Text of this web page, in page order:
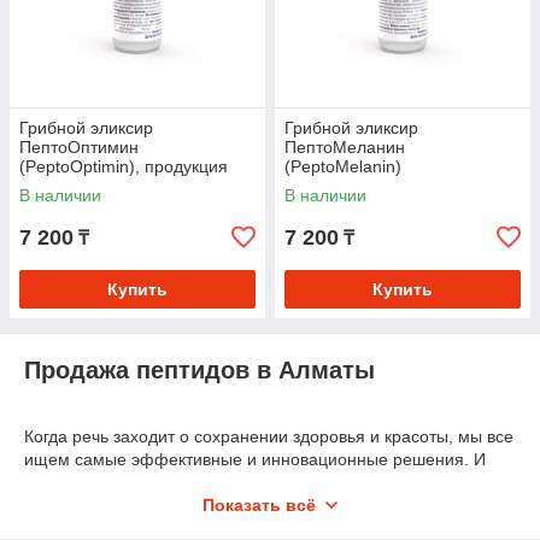
Грибной эликсир
ПептоОптимин
(PeptoOptimin), продукция
компании Аврора
В наличии
7 200 ₸
Купить
Грибной эликсир
ПептоМеланин
(PeptoMelanin)
В наличии
7 200 ₸
Купить
Продажа пептидов в Алматы
Когда речь заходит о сохранении здоровья и красоты, мы все
ищем самые эффективные и инновационные решения. И
косметологии и медицины являются пептиды от компании
Показать всё